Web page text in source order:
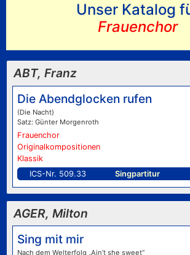
Unser Katalog
Frauenchor
ABT, Franz
Die Abendglocken rufen
(Die Nacht)
Satz: Günter Morgenroth
Frauenchor
Originalkompositionen
Klassik
ICS-Nr. 509.33
Singpartitur
AGER, Milton
Sing mit mir
Nach dem Welterfolg „Ain’t she sweet“